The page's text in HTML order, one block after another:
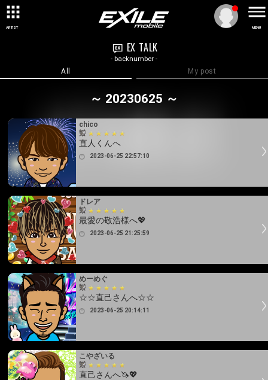
ARTIST MENU
EX TALK
- backnumber -
All My post
～ 20230625 ～
chico
直人くんへ
2023-06-25 22:57:10
ドレア
最愛の敬浩様へ💖
2023-06-25 21:25:59
めーめぐ
☆☆直己さんへ☆☆
2023-06-25 20:14:11
こやざいる
直己さんへ🦄💖